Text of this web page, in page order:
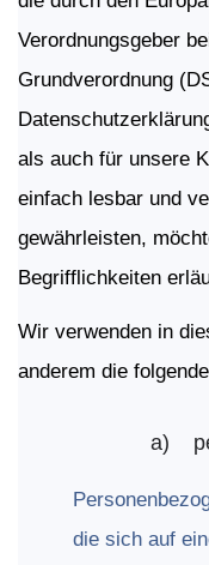
Verordnungsgeber
Grundverordnung
als auch für unsere
einfach lesbar und
gewährleisten,
Begrifflichkeiten
Wir verwenden in
anderem die
a)
die sich auf